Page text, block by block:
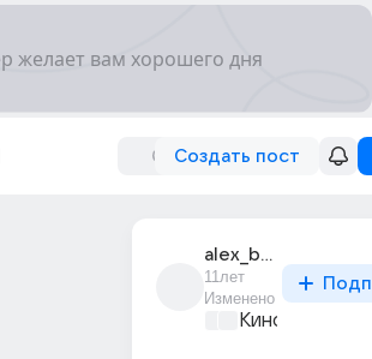
Создать пост
alex_brava
11лет
Изменено
Киномания